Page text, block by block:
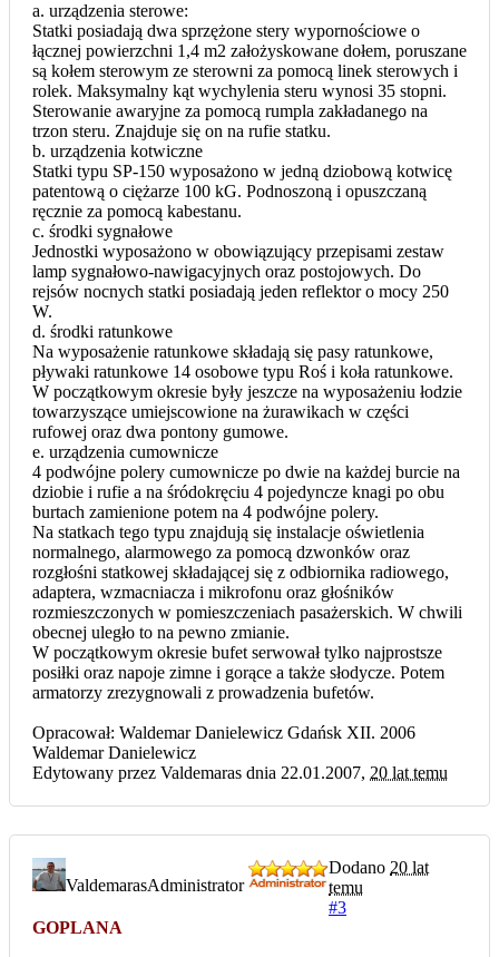
a. urządzenia sterowe:
Statki posiadają dwa sprzężone stery wypornościowe o
łącznej powierzchni 1,4 m2 założyskowane dołem, poruszane
są kołem sterowym ze sterowni za pomocą linek sterowych i
rolek. Maksymalny kąt wychylenia steru wynosi 35 stopni.
Sterowanie awaryjne za pomocą rumpla zakładanego na
trzon steru. Znajduje się on na rufie statku.
b. urządzenia kotwiczne
Statki typu SP-150 wyposażono w jedną dziobową kotwicę
patentową o ciężarze 100 kG. Podnoszoną i opuszczaną
ręcznie za pomocą kabestanu.
c. środki sygnałowe
Jednostki wyposażono w obowiązujący przepisami zestaw
lamp sygnałowo-nawigacyjnych oraz postojowych. Do
rejsów nocnych statki posiadają jeden reflektor o mocy 250
W.
d. środki ratunkowe
Na wyposażenie ratunkowe składają się pasy ratunkowe,
pływaki ratunkowe 14 osobowe typu Roś i koła ratunkowe.
W początkowym okresie były jeszcze na wyposażeniu łodzie
towarzyszące umiejscowione na żurawikach w części
rufowej oraz dwa pontony gumowe.
e. urządzenia cumownicze
4 podwójne polery cumownicze po dwie na każdej burcie na
dziobie i rufie a na śródokręciu 4 pojedyncze knagi po obu
burtach zamienione potem na 4 podwójne polery.
Na statkach tego typu znajdują się instalacje oświetlenia
normalnego, alarmowego za pomocą dzwonków oraz
rozgłośni statkowej składającej się z odbiornika radiowego,
adaptera, wzmacniacza i mikrofonu oraz głośników
rozmieszczonych w pomieszczeniach pasażerskich. W chwili
obecnej uległo to na pewno zmianie.
W początkowym okresie bufet serwował tylko najprostsze
posiłki oraz napoje zimne i gorące a także słodycze. Potem
armatorzy zrezygnowali z prowadzenia bufetów.
Opracował: Waldemar Danielewicz Gdańsk XII. 2006
Waldemar Danielewicz
Edytowany przez Valdemaras dnia 22.01.2007, 20 lat temu
ValdemarasAdministrator
Dodano 20 lat
temu
#3
GOPLANA